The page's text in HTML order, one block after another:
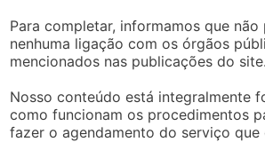
Para completar, informamos que não
nenhuma ligação com os órgãos
mencionados nas publicações do site.
Nosso conteúdo está integralmente
como funcionam os procedimentos
fazer o agendamento do serviço que